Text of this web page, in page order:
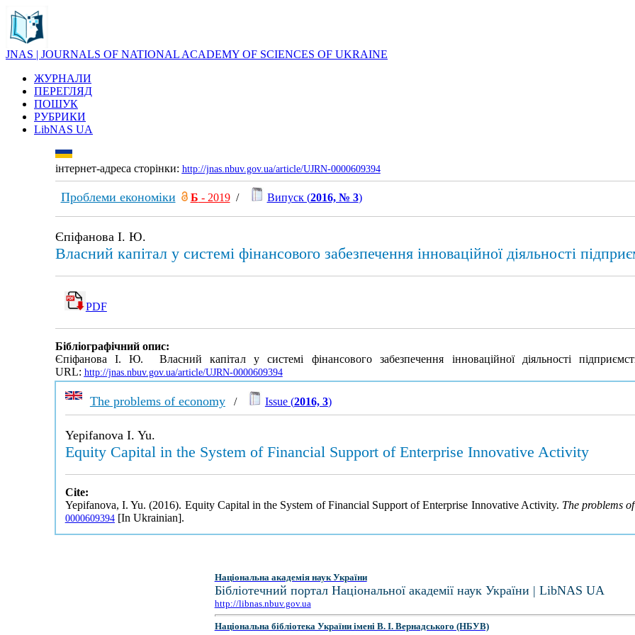
JNAS | JOURNALS OF NATIONAL ACADEMY OF SCIENCES OF UKRAINE
ЖУРНАЛИ
ПЕРЕГЛЯД
ПОШУК
РУБРИКИ
LibNAS UA
інтернет-адреса сторінки: http://jnas.nbuv.gov.ua/article/UJRN-0000609394
Проблеми економіки Б - 2019/ Випуск (2016, № 3)
Єпіфанова І. Ю.
Власний капітал у системі фінансового забезпечення інноваційної діяльності
PDF
Бібліографічний опис:
Єпіфанова І. Ю. Власний капітал у системі фінансового забезпечення інноваційної діяльності
URL: http://jnas.nbuv.gov.ua/article/UJRN-0000609394
The problems of economy/ Issue (2016, 3)
Yepifanova I. Yu.
Equity Capital in the System of Financial Support of Enterprise Innovative Activity
Cite:
Yepifanova, I. Yu. (2016). Equity Capital in the System of Financial Support of Enterprise Innovative Activity. The problems
0000609394[In Ukrainian].
Національна академія наук України
Бібліотечний портал Національної академії наук України | LibNAS UA
http://libnas.nbuv.gov.ua
Національна бібліотека України імені В. І. Вернадського (НБУВ)